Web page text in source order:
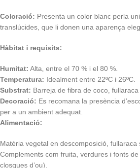
Coloració: Presenta un color blanc perla
translúcides, que li donen una aparença
Hàbitat i requisits:
Humitat: Alta, entre el 70 % i el 80 %.
Temperatura: Idealment entre 22ºC i 26ºC.
Substrat: Barreja de fibra de coco,
Decoració: Es recomana la presència
per a un ambient adequat.
Alimentació:
Matèria vegetal en descomposició, fullaraca
Complements com fruita, verdures i fonts
closques d’ou).